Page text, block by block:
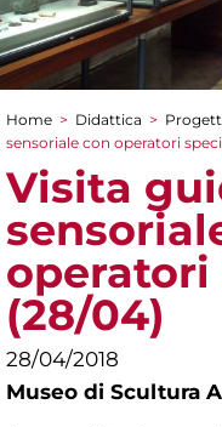
Tu sei qui
Home > Didattica >
sensoriale con operatori
Visita
operatori
(28/04)
28/04/2018
Museo di Scultura